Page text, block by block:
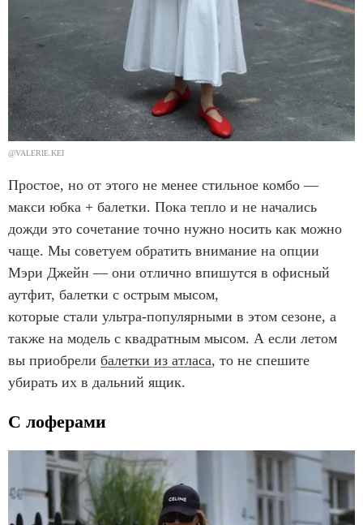
@VALERIE.KEI
Простое, но от этого не менее стильное комбо —
макси юбка + балетки. Пока тепло и не начались
дожди это сочетание точно нужно носить как можно
чаще. Мы советуем обратить внимание на опции
Мэри Джейн — они отлично впишутся в офисный
аутфит, балетки с острым мысом,
которые стали ультра-популярными в этом сезоне, а
также на модель с квадратным мысом. А если летом
вы приобрели балетки из атласа, то не спешите
убирать их в дальний ящик.
С лоферами